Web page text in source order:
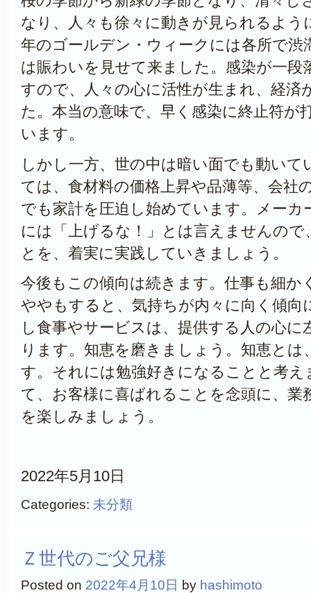
なり、人々も徐々に動きが見られるよう
年のゴールデン・ウィークには各所で渋
は賑わいを見せて来ました。感染が一段
すので、人々の心に活性が生まれ、経済
た。本当の意味で、早く感染に終止符が
います。
しかし一方、世の中は暗い面でも動いて
ては、食材料の価格上昇や品薄等、会社
でも家計を圧迫し始めています。メーカ
には「上げるな！」とは言えませんので
とを、着実に実践していきましょう。
今後もこの傾向は続きます。仕事も細か
ややもすると、気持ちが内々に向く傾向
し食事やサービスは、提供する人の心に
ります。知恵を磨きましょう。知恵とは
す。それには勉強好きになることと考え
て、お客様に喜ばれることを念頭に、業
を楽しみましょう。
2022年5月10日
Categories: 未分類
Ｚ世代のご父兄様
Posted on 2022年4月10日 by hashimoto